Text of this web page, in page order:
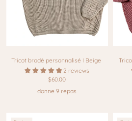
Tricot brodé personnalisé I Beige
2 reviews
$60.00
donne 9 repas